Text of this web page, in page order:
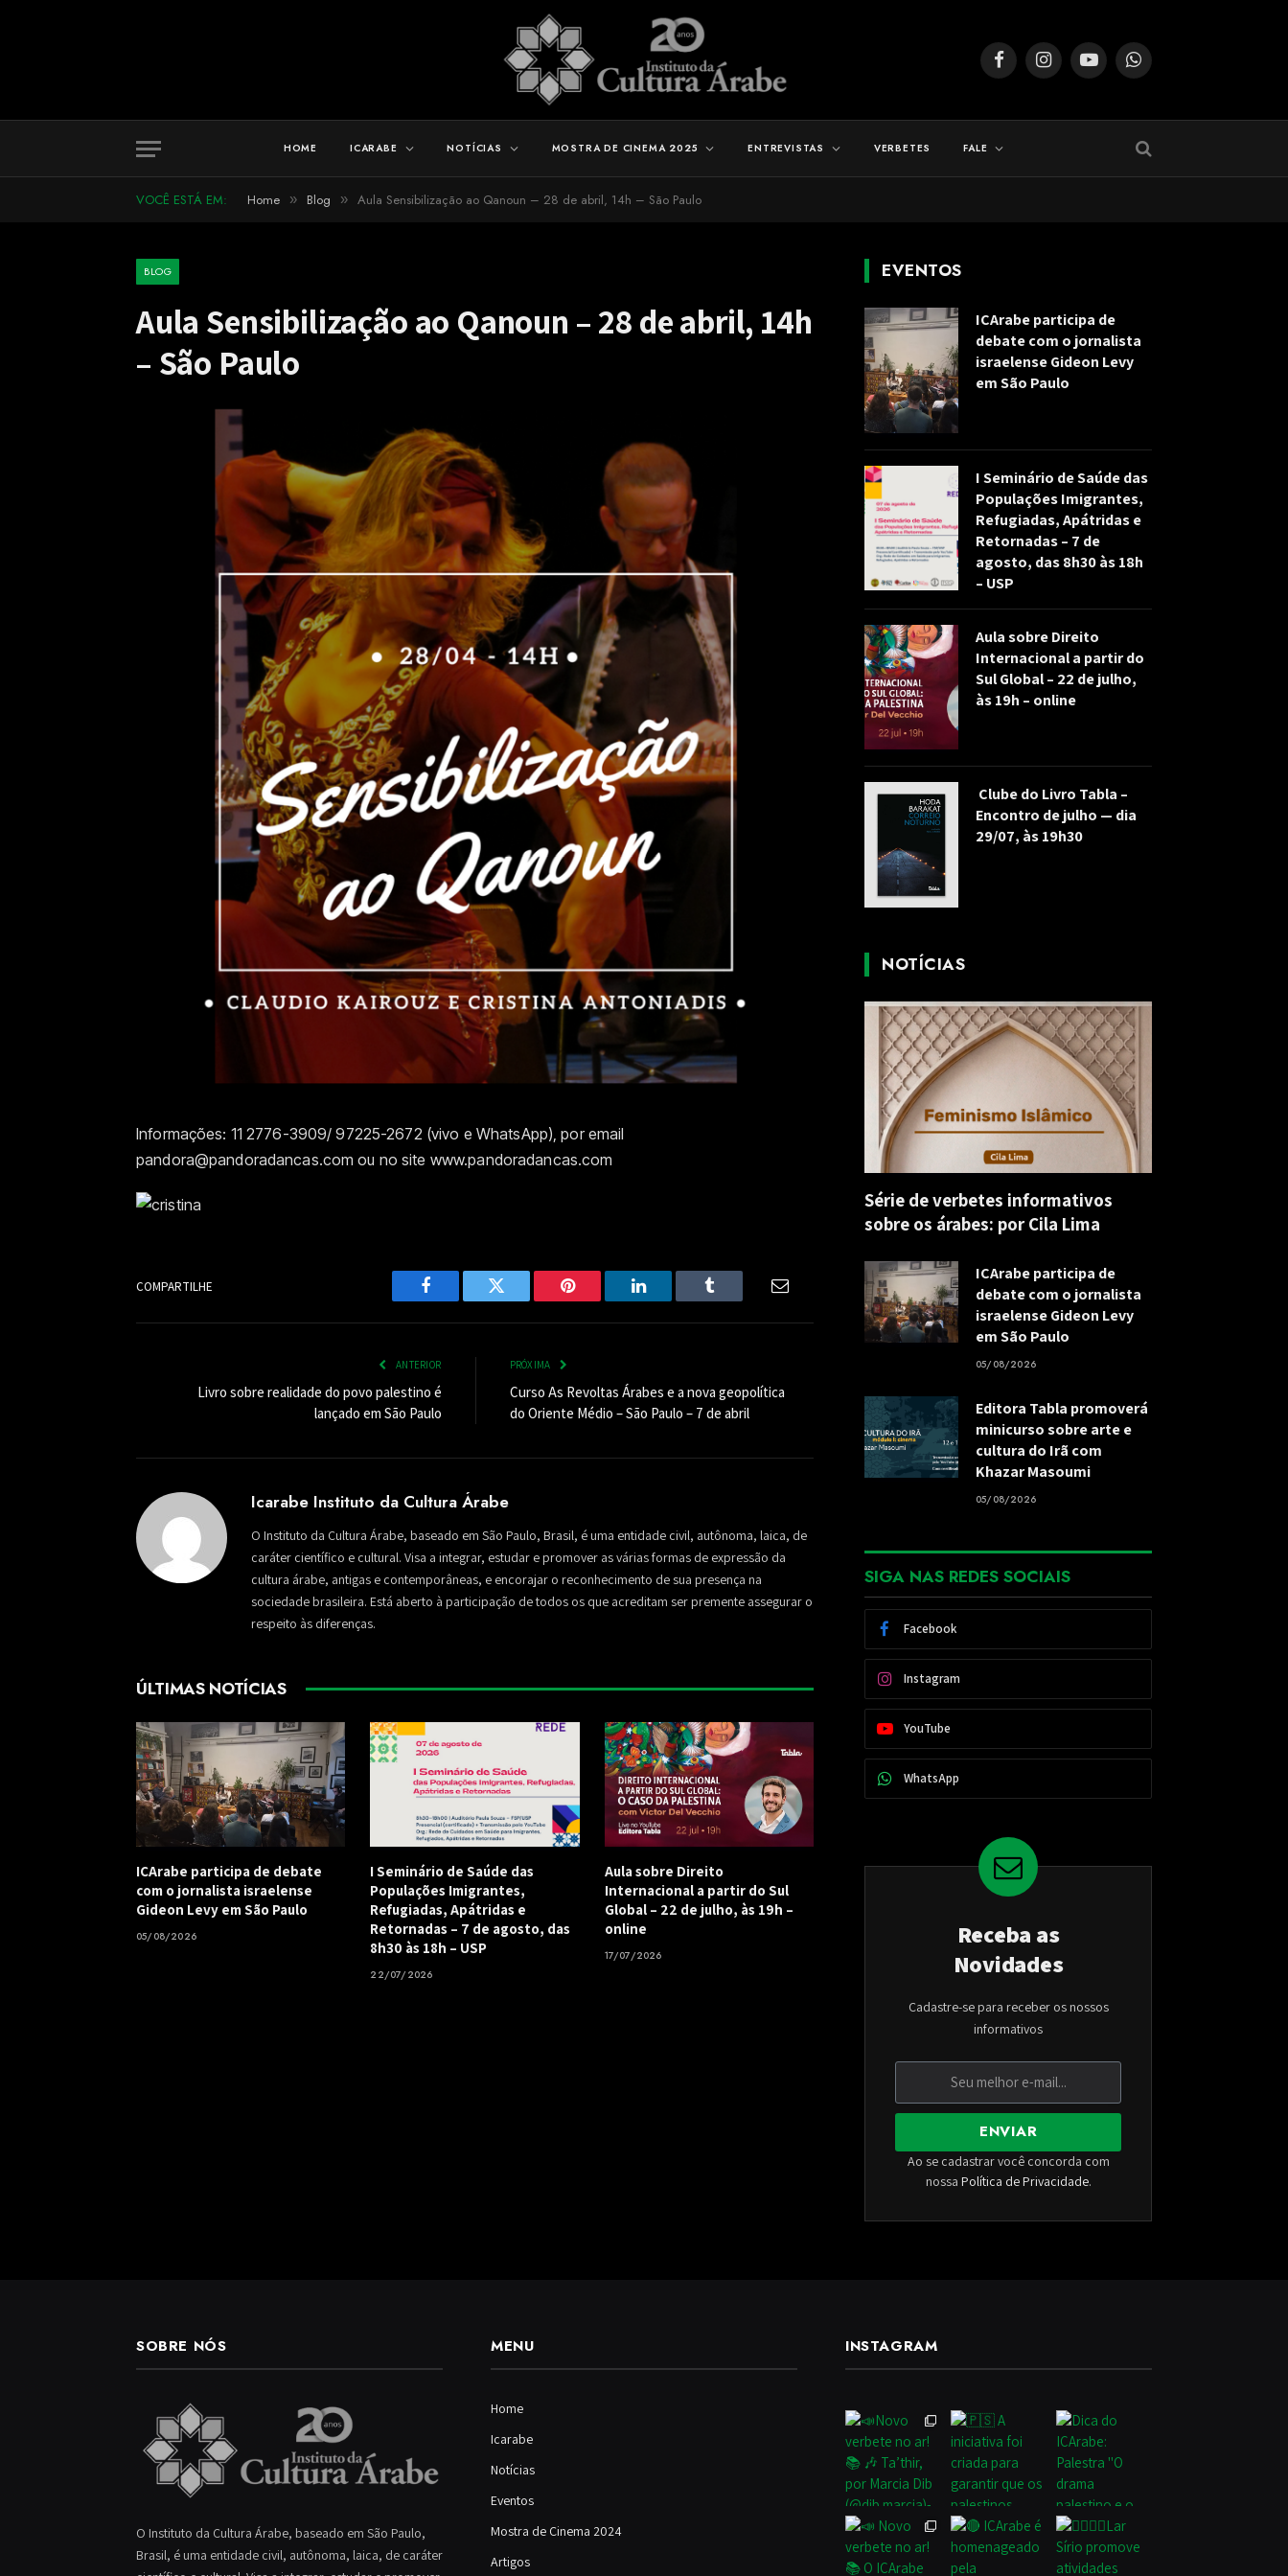
FacebookInstagramYouTubeWhatsApp
HOME ICARABE NOTÍCIAS MOSTRA DE CINEMA 2025 ENTREVISTAS VERBETES FALE
VOCÊ ESTÁ EM: Home » Blog » Aula Sensibilização ao Qanoun – 28 de abril, 14h – São Paulo
BLOG
Aula Sensibilização ao Qanoun – 28 de abril, 14h
– São Paulo
Informações: 11 2776-3909/ 97225-2672 (vivo e WhatsApp), por email
pandora@pandoradancas.com ou no site www.pandoradancas.com
COMPARTILHE
Facebook Twitter Pinterest LinkedIn Tumblr
ANTERIOR
Livro sobre realidade do povo palestino é
lançado em São Paulo
PRÓXIMA
Curso As Revoltas Árabes e a nova geopolítica
do Oriente Médio – São Paulo – 7 de abril
Icarabe Instituto da Cultura Árabe
O Instituto da Cultura Árabe, baseado em São Paulo, Brasil, é uma entidade civil, autônoma, laica, de
caráter científico e cultural. Visa a integrar, estudar e promover as várias formas de expressão da
cultura árabe, antigas e contemporâneas, e encorajar o reconhecimento de sua presença na
sociedade brasileira. Está aberto à participação de todos os que acreditam ser premente assegurar o
respeito às diferenças.
ÚLTIMAS NOTÍCIAS
ICArabe participa de debate
com o jornalista israelense
Gideon Levy em São Paulo
05/08/2026
I Seminário de Saúde das
Populações Imigrantes,
Refugiadas, Apátridas e
Retornadas – 7 de agosto, das
8h30 às 18h – USP
22/07/2026
Aula sobre Direito
Internacional a partir do Sul
Global – 22 de julho, às 19h –
online
17/07/2026
EVENTOS
ICArabe participa de
debate com o jornalista
israelense Gideon Levy
em São Paulo
I Seminário de Saúde das
Populações Imigrantes,
Refugiadas, Apátridas e
Retornadas – 7 de
agosto, das 8h30 às 18h
– USP
Aula sobre Direito
Internacional a partir do
Sul Global – 22 de julho,
às 19h – online
Clube do Livro Tabla –
Encontro de julho — dia
29/07, às 19h30
NOTÍCIAS
Série de verbetes informativos
sobre os árabes: por Cila Lima
ICArabe participa de
debate com o jornalista
israelense Gideon Levy
em São Paulo
05/08/2026
Editora Tabla promoverá
minicurso sobre arte e
cultura do Irã com
Khazar Masoumi
05/08/2026
SIGA NAS REDES SOCIAIS
Facebook
Instagram
YouTube
WhatsApp
Receba as
Novidades
Cadastre-se para receber os nossos
informativos
ENVIAR
Ao se cadastrar você concorda com
nossa Política de Privacidade.
SOBRE NÓS
O Instituto da Cultura Árabe, baseado em São Paulo,
Brasil, é uma entidade civil, autônoma, laica, de caráter
MENU
Home
Icarabe
Notícias
Eventos
Mostra de Cinema 2024
Artigos
INSTAGRAM